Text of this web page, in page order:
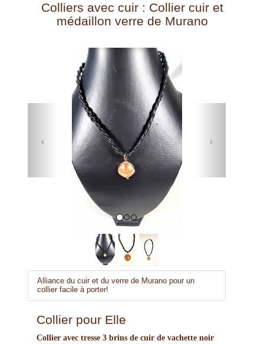
Colliers avec cuir : Collier cuir et
médaillon verre de Murano
Previous
Alliance du cuir et du verre de Murano pour un
collier facile à porter!
Collier pour Elle
Collier avec tresse 3 brins de cuir de vachette noir